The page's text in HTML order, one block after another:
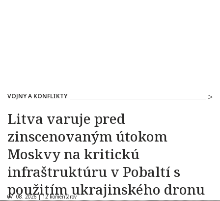
VOJNY A KONFLIKTY
Litva varuje pred
zinscenovaným útokom
Moskvy na kritickú
infraštruktúru v Pobaltí s
použitím ukrajinského dronu
07. 08. 2026 |12 komentárov